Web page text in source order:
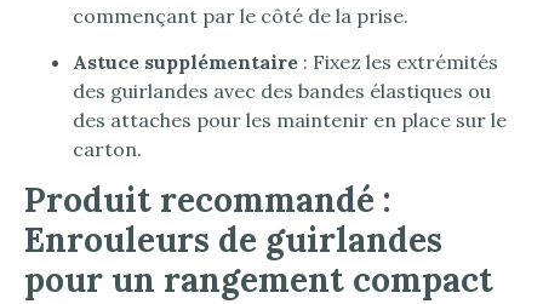
commençant par le côté de la prise.
Astuce supplémentaire : Fixez les extrémités
des guirlandes avec des bandes élastiques ou
des attaches pour les maintenir en place sur le
carton.
Produit recommandé :
Enrouleurs de guirlandes
pour un rangement compact